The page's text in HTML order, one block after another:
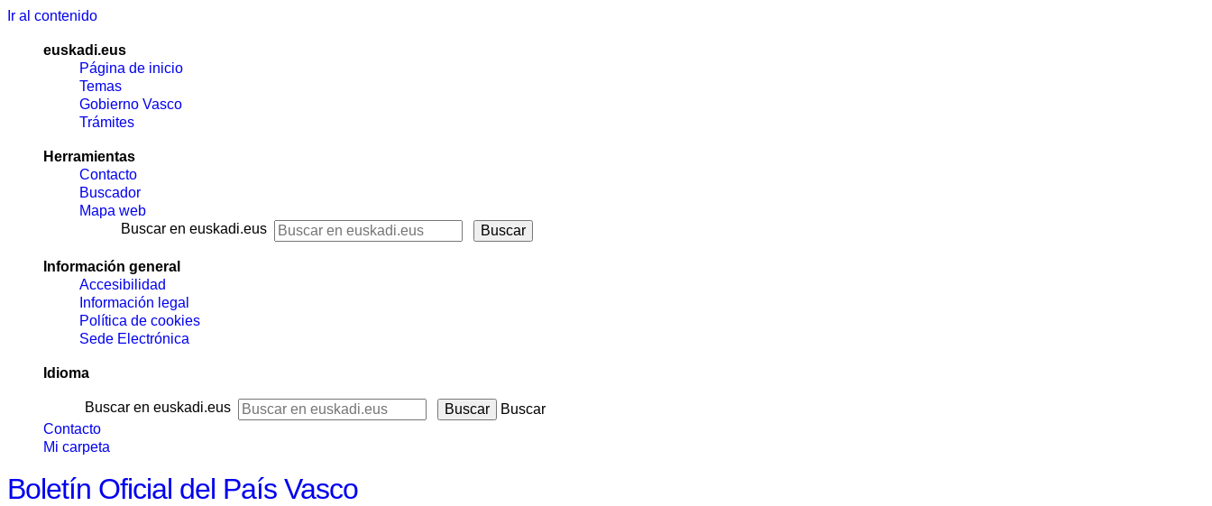
Ir al contenido
euskadi.eus
Página de inicio
Temas
Gobierno Vasco
Trámites
Herramientas
Contacto
Buscador
Mapa web
Buscar en euskadi.eus
Información general
Accesibilidad
Información legal
Política de cookies
Sede Electrónica
Idioma
Buscar en euskadi.eus
Buscar
Contacto
Mi carpeta
Boletín Oficial del País Vasco